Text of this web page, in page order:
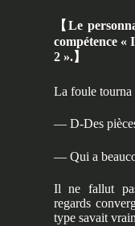
【 Le
compétence «
2 ».】
La foule tourna
— D-Des
— Qui a
Il ne fallut
regards
type savait